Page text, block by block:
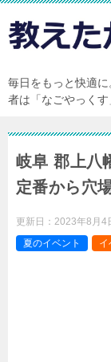
毎日をもっと快適
者は「なごやっくす
岐阜 郡上八
定番から穴
更新日： 2023年8月4
夏のイベント
イ